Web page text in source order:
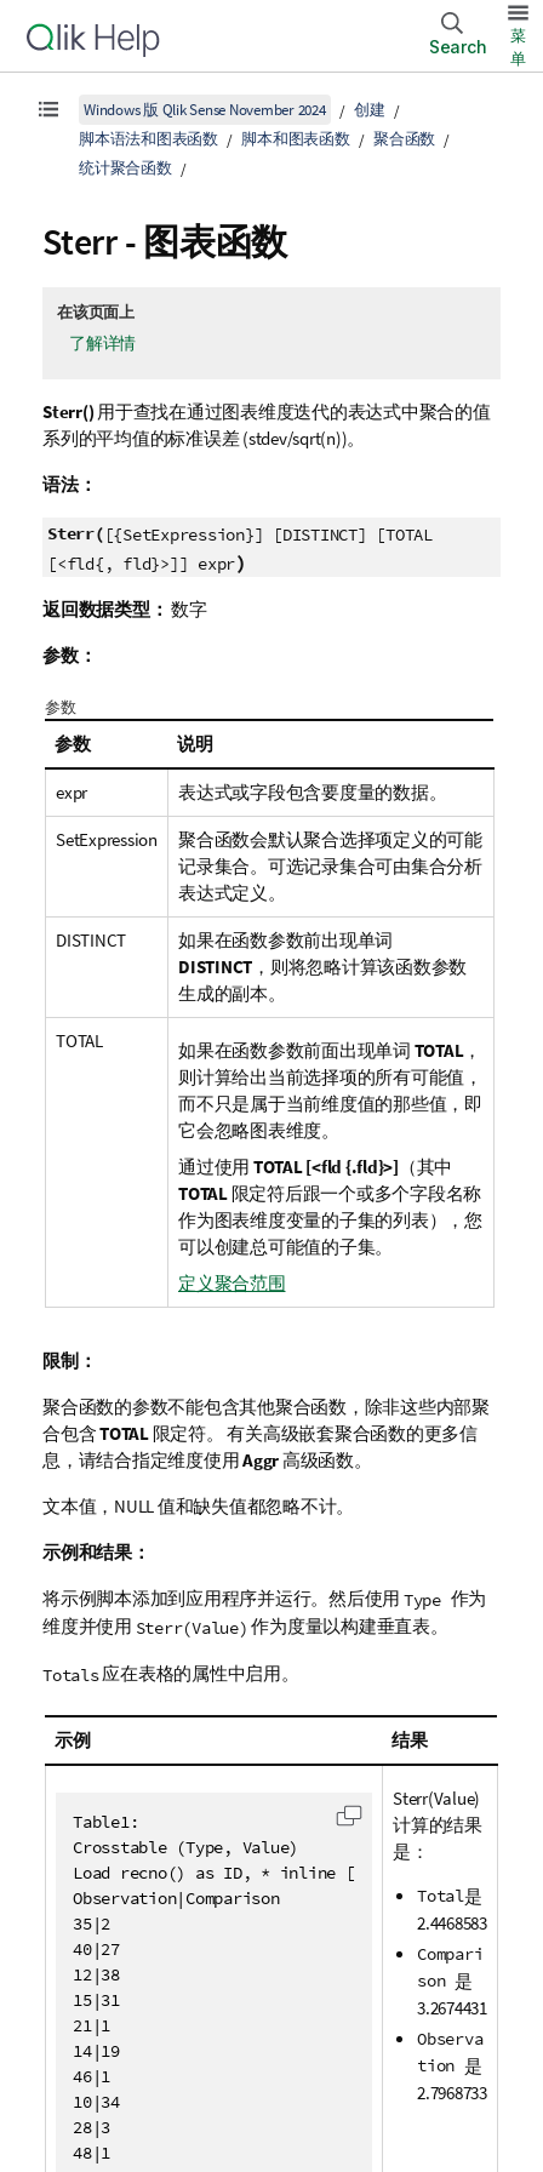
Search
菜
单
Windows 版 Qlik Sense November 2024
创建
脚本语法和图表函数
脚本和图表函数
聚合函数
统计聚合函数
Sterr- 图表函数
在该页面上
了解详情
Sterr() 用于查找在通过图表维度迭代的表达式中聚合的值
系列的平均值的标准误差(stdev/sqrt(n))。
语法：
Sterr( [{SetExpression}] [DISTINCT] [TOTAL
[<fld{, fld}>]] expr)
返回数据类型： 数字
参数：
参数
参数 说明
expr 表达式或字段包含要度量的数据。
SetExpression
聚合函数会默认聚合选择项定义的可能
记录集合。可选记录集合可由集合分析
表达式定义。
DISTINCT
如果在函数参数前出现单词
DISTINCT ，则将忽略计算该函数参数
生成的副本。
TOTAL 如果在函数参数前面出现单词 TOTAL，
则计算给出当前选择项的所有可能值，
而不只是属于当前维度值的那些值，即
它会忽略图表维度。
通过使用 TOTAL [<fld {.fld}>] （其中
TOTAL限定符后跟一个或多个字段名称
作为图表维度变量的子集的列表），您
可以创建总可能值的子集。
定义聚合范围
限制：
聚合函数的参数不能包含其他聚合函数，除非这些内部聚
合包含TOTAL限定符。 有关高级嵌套聚合函数的更多信
息，请结合指定维度使用Aggr高级函数。
文本值， NULL值和缺失值都忽略不计。
示例和结果：
将示例脚本添加到应用程序并运行。然后使用 Type 作为
维度并使用 Sterr(Value) 作为度量以构建垂直表。
Totals应在表格的属性中启用。
示例 结果
Table1:
Crosstable (Type, Value)
Load recno() as ID, * inline [
Observation|Comparison
35|2
40|27
12|38
15|31
21|1
14|19
46|1
10|34
28|3
48|1
复制代码到剪贴板
Sterr(Value)
计算的结果
是：
Total是
2.4468583
Compari
son 是
3.2674431
Observa
tion 是
2.7968733